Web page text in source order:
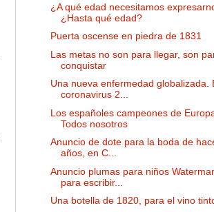
¿A qué edad necesitamos
¿Hasta qué edad?
Puerta oscense en piedra de 1831
Las metas no son para llegar, son
conquistar
Una nueva enfermedad globalizada.
coronavirus 2...
Los españoles campeones de
Todos nosotros
Anuncio de dote para la boda de
años, en C...
Anuncio plumas para niños
para escribir...
Una botella de 1820, para el vino